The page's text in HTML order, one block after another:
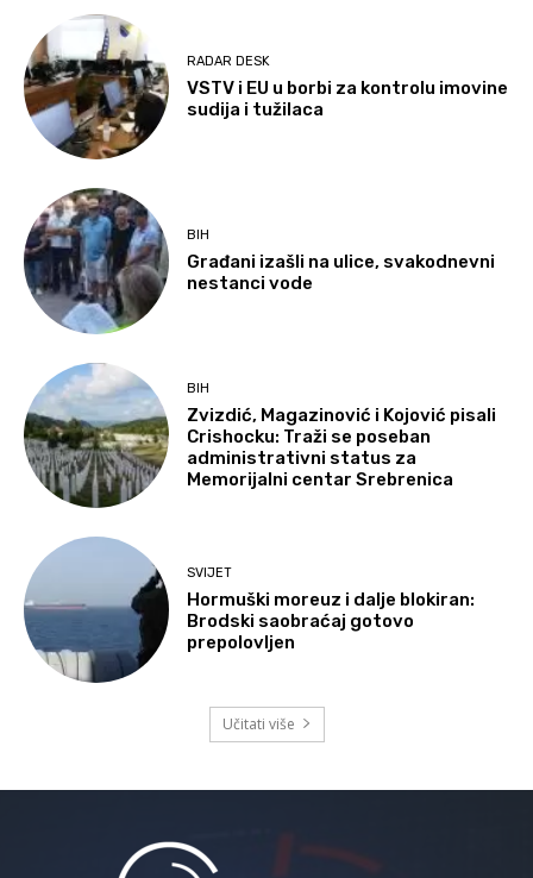
RADAR DESK
VSTV i EU u borbi za kontrolu imovine
sudija i tužilaca
BIH
Građani izašli na ulice, svakodnevni
nestanci vode
BIH
Zvizdić, Magazinović i Kojović pisali
Crishocku: Traži se poseban
administrativni status za
Memorijalni centar Srebrenica
SVIJET
Hormuški moreuz i dalje blokiran:
Brodski saobraćaj gotovo
prepolovljen
Učitati više